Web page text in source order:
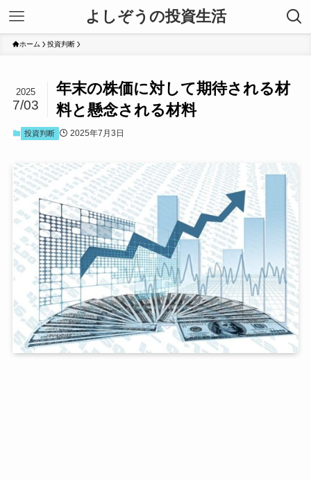
よしぞうの投資生活
ホーム 投資判断
年末の株価に対して期待される材
料と懸念される材料
2025
7/03
投資判断 2025年7月3日